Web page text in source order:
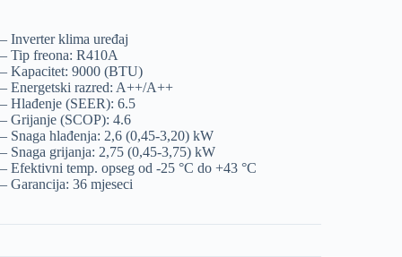
– Inverter klima uređaj
– Tip freona: R410A
– Kapacitet: 9000 (BTU)
– Energetski razred: A++/A++
– Hlađenje (SEER): 6.5
– Grijanje (SCOP): 4.6
– Snaga hlađenja: 2,6 (0,45-3,20) kW
– Snaga grijanja: 2,75 (0,45-3,75) kW
– Efektivni temp. opseg od -25 °C do +43 °C
– Garancija: 36 mjeseci